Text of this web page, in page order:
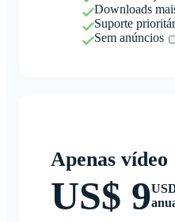
Downloads
Suporte
Sem anúncios
Apenas vídeo
US$ 9